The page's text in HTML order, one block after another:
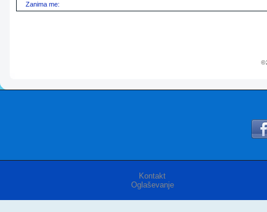
Zanima me:
©
Kontakt
Oglaševanje